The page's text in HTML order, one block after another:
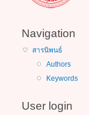
Navigation
สารนิพนธ์
Authors
Keywords
User login